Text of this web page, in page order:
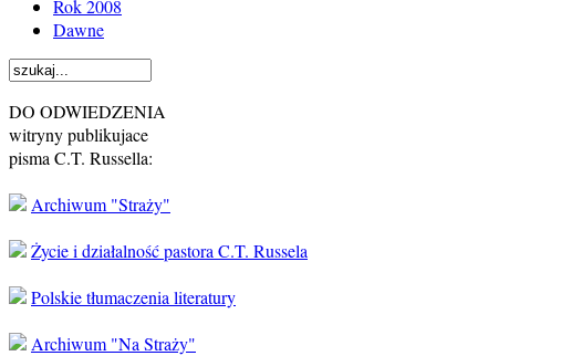
Rok 2008
Dawne
DO ODWIEDZENIA
witryny publikujace
pisma C.T. Russella:
Archiwum "Straży"
Życie i działalność pastora C.T. Russela
Polskie tłumaczenia literatury
Archiwum "Na Straży"